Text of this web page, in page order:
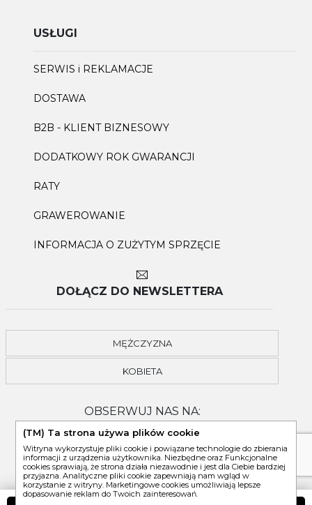
USŁUGI
SERWIS i REKLAMACJE
DOSTAWA
B2B - KLIENT BIZNESOWY
DODATKOWY ROK GWARANCJI
RATY
GRAWEROWANIE
INFORMACJA O ZUŻYTYM SPRZĘCIE
DOŁĄCZ DO NEWSLETTERA
MĘŻCZYZNA
KOBIETA
OBSERWUJ NAS NA:
(TM) Ta strona używa plików cookie
Witryna wykorzystuje pliki cookie i powiązane technologie do zbierania
informacji z urządzenia użytkownika. Niezbędne oraz Funkcjonalne
cookies sprawiają, że strona działa niezawodnie i jest dla Ciebie bardziej
przyjazna. Analityczne pliki cookie zapewniają nam wgląd w
korzystanie z witryny. Marketingowe cookies umożliwiają lepsze
dopasowanie reklam do Twoich zainteresowań.